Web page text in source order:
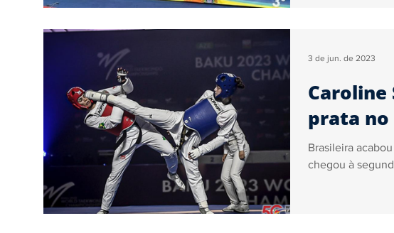
Caroline
prata no
Brasileira
chegou à
3 de jun. de 2023